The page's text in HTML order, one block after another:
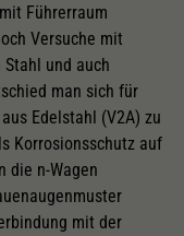
Führerraum
Versuche mit
und auch
man sich für
Edelstahl (V2A) zu
Korrosionsschutz auf
die n-Wagen
mit der